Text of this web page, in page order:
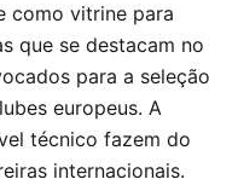
como vitrine para
que se destacam no
para a seleção
europeus. A
técnico fazem do
internacionais.